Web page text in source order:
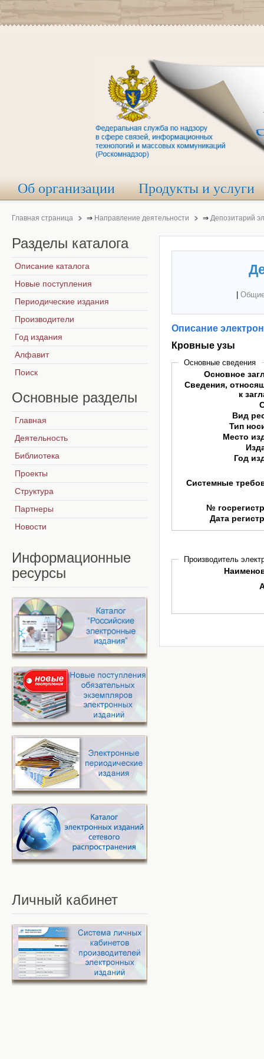
Об организации Продукты и услуги
Главная страница ⇒ Направление деятельности ⇒ Депозитарий
Описание
Кровные узы
Основные сведения
Основное
Сведения,
к
Вид
Тип
Место
Год
Системные
№
Дата
Производитель
Разделы каталога
Описание каталога
Новые поступления
Периодические издания
Производители
Год издания
Алфавит
Поиск
Основные разделы
Главная
Деятельность
Библиотека
Проекты
Структура
Партнеры
Новости
Информационные
ресурсы
Личный кабинет